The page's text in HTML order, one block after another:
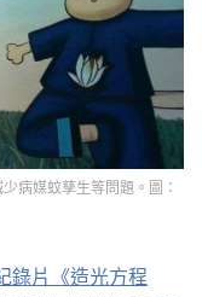
病媒蚊孳生等問題。圖：
錄片《造光方程